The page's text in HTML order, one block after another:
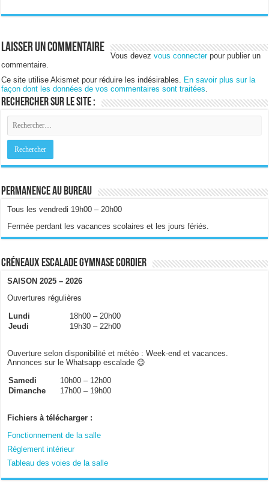
Laisser un commentaire
Vous devezvous connecterpour publier un
commentaire.
Ce site utilise Akismet pour réduire les indésirables.
En savoir plus sur la
façon dont les données de vos commentaires sont traitées
Rechercher sur le site :
Permanence au bureau
Tous les vendredi 19h00 – 20h00
Fermée perdant les vacances scolaires et les jours fériés.
Créneaux escalade gymnase Cordier
SAISON 2025 – 2026
Ouvertures régulières
Lundi
18h00 – 20h00
Jeudi
19h30 – 22h00
Ouverture selon disponibilité et météo : Week-end et vacances.
Annonces sur le Whatsapp escalade 😉
Samedi
10h00 – 12h00
Dimanche
17h00 – 19h00
Fichiers à télécharger :
Fonctionnement de la salle
Règlement intérieur
Tableau des voies de la salle